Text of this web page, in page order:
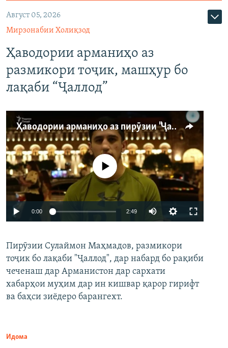
Август 05, 2026
Мирзонабии Холиқзод
Ҳаводории арманиҳо аз
размикори тоҷик, машҳур бо
лақаби “Ҷаллод”
Ҳаводории арманиҳо аз пирӯзии "Ҷаллод"-и тоҷик
Auto 240p 360p 480p
720p 1080p
Феълан кор намекунад
0:00 2:49
360p
480p
Пирӯзии Сулаймон Маҳмадов, размикори
тоҷик бо лақаби "Ҷаллод", дар набард бо рақиби
чеченаш дар Арманистон дар сархати
хабарҳои муҳим дар ин кишвар қарор гирифт
ва баҳси зиёдеро барангехт.
Идома